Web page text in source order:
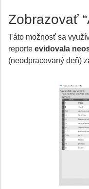
Zobrazovať
Táto možnosť sa
reporte evidovala
(neodpracovaný deň)